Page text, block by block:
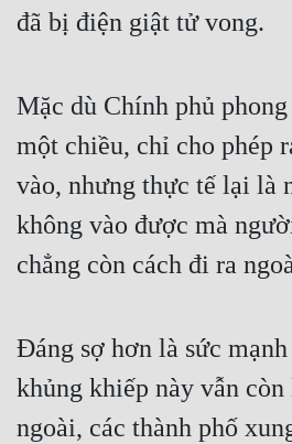
Góc Nhìn Nam
Huyền Huyễn
Huyền Nghi
Huyền Ảo
Hài Hước
Hệ Thống
Khoa Huyễn
Khoa Huyễn Không Gian
đã bị điện giật tử vong.
Mặc dù Chính phủ
một chiều, chỉ cho phép
vào, nhưng thực tế lại là
không vào được mà
chẳng còn cách đi ra
Đáng sợ hơn là sức
khủng khiếp này vẫn còn
ngoài, các thành phố